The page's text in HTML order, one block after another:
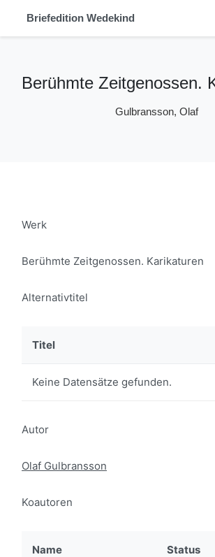
Briefedition Wedekind
Berühmte Zeitgenossen.
Gulbransson, Olaf
Werk
Berühmte Zeitgenossen. Karikaturen
Alternativtitel
Titel
Keine Datensätze gefunden.
Autor
Olaf Gulbransson
Koautoren
Name Status